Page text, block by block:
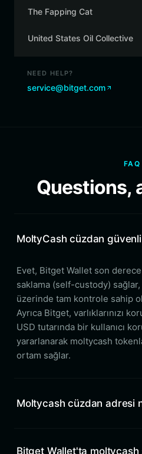
The Fapping Cat
United States Oil Collective
NEED HELP?
service@bitget.com
FAQ
Questions,
MoltyCash cüzdan
Evet, Bitget Wallet son
saklama (self-custody) sağlar,
üzerinde tam kontrole sahip
Ayrıca Bitget, varlıklarınızı
USD tutarında bir kullanıcı
yararlanarak moltycash
ortam sağlar.
Moltycash cüzdan adresi
Bitget Wallet'ta